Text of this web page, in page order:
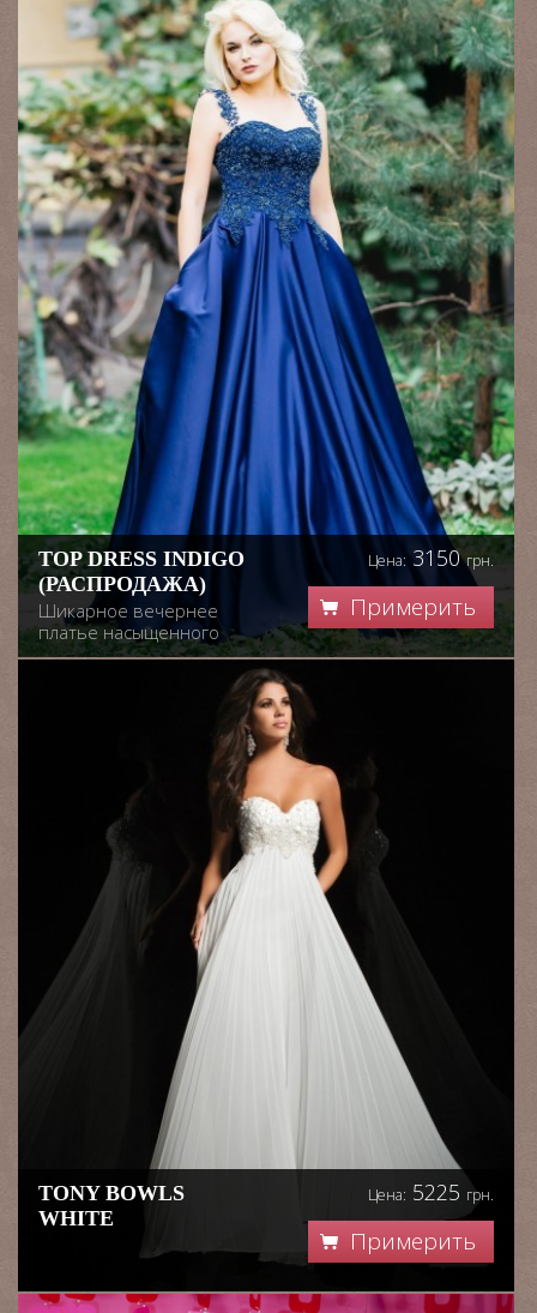
TOP DRESS INDIGO
(РАСПРОДАЖА)
Шикарное вечернее
платье насыщенного
оттенка, ручная работа.
коллекция украинского
Побалуй себя новинкой.
Цена:3150грн.
Примерить
TONY BOWLS
WHITE
Цена: 5225 грн.
Примерить